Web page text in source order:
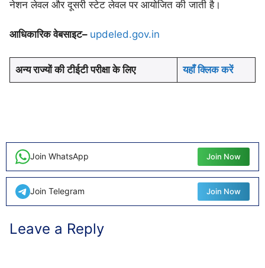
नेशन लेवल और दूसरी स्टेट लेवल पर आयोजित की जाती है।
आधिकारिक वेबसाइट– updeled.gov.in
अन्य राज्यों की टीईटी परीक्षा के लिए यहाँ क्लिक करें
Join WhatsApp Join Now
Join Telegram Join Now
Leave a Reply